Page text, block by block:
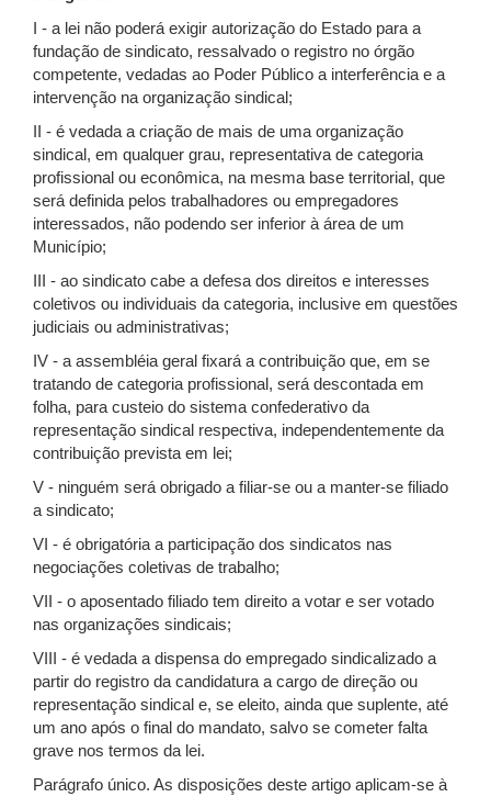
I - a lei não poderá exigir autorização do Estado para a
fundação de sindicato, ressalvado o registro no órgão
competente, vedadas ao Poder Público a interferência e a
intervenção na organização sindical;
II - é vedada a criação de mais de uma organização
sindical, em qualquer grau, representativa de categoria
profissional ou econômica, na mesma base territorial, que
será definida pelos trabalhadores ou empregadores
interessados, não podendo ser inferior à área de um
Município;
III - ao sindicato cabe a defesa dos direitos e interesses
coletivos ou individuais da categoria, inclusive em questões
judiciais ou administrativas;
IV - a assembléia geral fixará a contribuição que, em se
tratando de categoria profissional, será descontada em
folha, para custeio do sistema confederativo da
representação sindical respectiva, independentemente da
contribuição prevista em lei;
V - ninguém será obrigado a filiar-se ou a manter-se filiado
a sindicato;
VI - é obrigatória a participação dos sindicatos nas
negociações coletivas de trabalho;
VII - o aposentado filiado tem direito a votar e ser votado
nas organizações sindicais;
VIII - é vedada a dispensa do empregado sindicalizado a
partir do registro da candidatura a cargo de direção ou
representação sindical e, se eleito, ainda que suplente, até
um ano após o final do mandato, salvo se cometer falta
grave nos termos da lei.
Parágrafo único. As disposições deste artigo aplicam-se à